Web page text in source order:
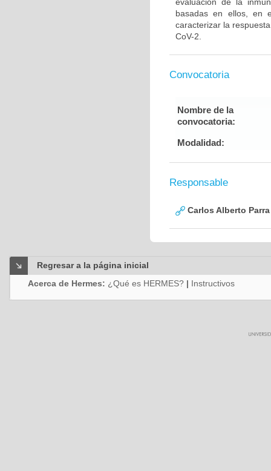
basadas en ellos, en
caracterizar la
CoV-2.
Convocatoria
Nombre de la
convocatoria:
Modalidad:
Responsable
Carlos Alberto
Regresar a la página inicial
Acerca de Hermes: ¿Qué es HERMES? | Instructivos